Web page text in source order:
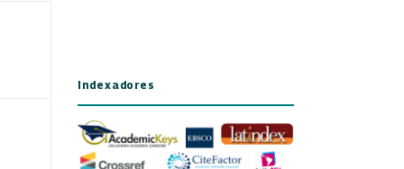
Indexadores